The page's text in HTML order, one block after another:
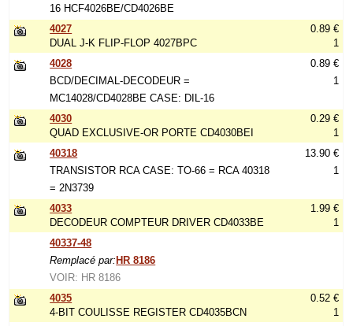
16 HCF4026BE/CD4026BE
4027
DUAL J-K FLIP-FLOP 4027BPC
0.89 €
1
4028
BCD/DECIMAL-DECODEUR =
MC14028/CD4028BE CASE: DIL-16
0.89 €
1
4030
QUAD EXCLUSIVE-OR PORTE CD4030BEI
0.29 €
1
40318
TRANSISTOR RCA CASE: TO-66 = RCA 40318
= 2N3739
13.90 €
1
4033
DECODEUR COMPTEUR DRIVER CD4033BE
1.99 €
1
40337-48
Remplacé par: HR 8186
VOIR: HR 8186
4035
4-BIT COULISSE REGISTER CD4035BCN
0.52 €
1